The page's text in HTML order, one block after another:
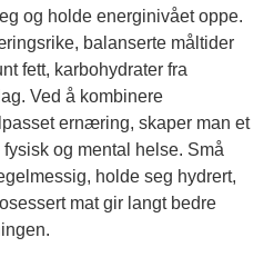
og holde energinivået oppe.
balanserte måltider
fett, karbohydrater fra
Ved å kombinere
ernæring, skaper man et
og mental helse. Små
holde seg hydrert,
mat gir langt bedre